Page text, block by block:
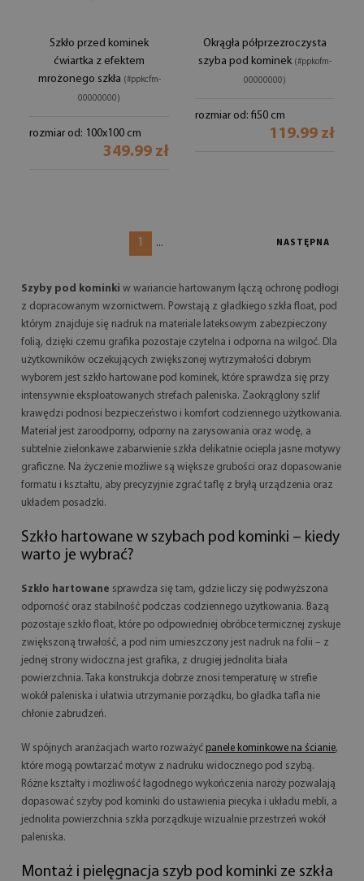
Szkło przed kominek
ćwiartka z efektem
mrożonego szkła (#ppkcfm-
00000000)
rozmiar od: 100x100 cm
349.99 zł
Okrągła półprzezroczysta
szyba pod kominek (#ppkofm-
00000000)
rozmiar od: fi50 cm
119.99 zł
1 ... NASTĘPNA
Szyby pod kominki w wariancie hartowanym łączą ochronę podłogi
z dopracowanym wzornictwem. Powstają z gładkiego szkła float, pod
którym znajduje się nadruk na materiale lateksowym zabezpieczony
folią, dzięki czemu grafika pozostaje czytelna i odporna na wilgoć. Dla
użytkowników oczekujących zwiększonej wytrzymałości dobrym
wyborem jest szkło hartowane pod kominek, które sprawdza się przy
intensywnie eksploatowanych strefach paleniska. Zaokrąglony szlif
krawędzi podnosi bezpieczeństwo i komfort codziennego użytkowania.
Materiał jest żaroodporny, odporny na zarysowania oraz wodę, a
subtelnie zielonkawe zabarwienie szkła delikatnie ociepla jasne motywy
graficzne. Na życzenie możliwe są większe grubości oraz dopasowanie
formatu i kształtu, aby precyzyjnie zgrać taflę z bryłą urządzenia oraz
układem posadzki.
Szkło hartowane w szybach pod kominki – kiedy
warto je wybrać?
Szkło hartowane sprawdza się tam, gdzie liczy się podwyższona
odporność oraz stabilność podczas codziennego użytkowania. Bazą
pozostaje szkło float, które po odpowiedniej obróbce termicznej zyskuje
zwiększoną trwałość, a pod nim umieszczony jest nadruk na folii – z
jednej strony widoczna jest grafika, z drugiej jednolita biała
powierzchnia. Taka konstrukcja dobrze znosi temperaturę w strefie
wokół paleniska i ułatwia utrzymanie porządku, bo gładka tafla nie
chłonie zabrudzeń.
W spójnych aranżacjach warto rozważyć panele kominkowe na ścianie,
które mogą powtarzać motyw z nadruku widocznego pod szybą.
Różne kształty i możliwość łagodnego wykończenia naroży pozwalają
dopasować szyby pod kominki do ustawienia piecyka i układu mebli, a
jednolita powierzchnia szkła porządkuje wizualnie przestrzeń wokół
paleniska.
Montaż i pielęgnacja szyb pod kominki ze szkła